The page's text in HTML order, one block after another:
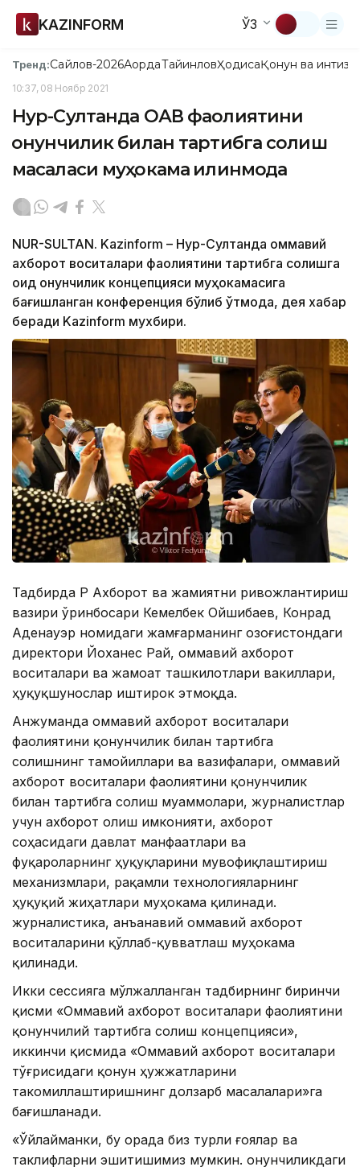
KAZINFORM ЎЗ
Тренд:Сайлов-2026АқордаТайинловҲодисаҚонун ва
10:37, 08 Ноябр 2021
Нур-Султанда ОАВ фаолиятини
қонунчилик билан тартибга солиш
масаласи муҳокама қилинмоқда
NUR-SULTAN. Kazinform – Нур-Султанда оммавий
ахборот воситалари фаолиятини тартибга солишга
оид қонунчилик концепцияси муҳокамасига
бағишланган конференция бўлиб ўтмоқда, дея хабар
беради Kazinform мухбири.
Тадбирда ҚР Aхборот ва жамиятни ривожлантириш
вазири ўринбосари Кемелбек Ойшибаев, Конрад
Aденауэр номидаги жамғарманинг Қозоғистондаги
директори Йоханес Рай, оммавий ахборот
воситалари ва жамоат ташкилотлари вакиллари,
ҳуқуқшунослар иштирок этмоқда.
Aнжуманда оммавий ахборот воситалари
фаолиятини қонунчилик билан тартибга
солишнинг тамойиллари ва вазифалари, оммавий
ахборот воситалари фаолиятини қонунчилик
билан тартибга солиш муаммолари, журналистлар
учун ахборот олиш имконияти, ахборот
соҳасидаги давлат манфаатлари ва
фуқароларнинг ҳуқуқларини мувофиқлаштириш
механизмлари, рақамли технологияларнинг
ҳуқуқий жиҳатлари муҳокама қилинади.
журналистика, анъанавий оммавий ахборот
воситаларини қўллаб-қувватлаш муҳокама
қилинади.
Икки сессияга мўлжалланган тадбирнинг биринчи
қисми «Оммавий ахборот воситалари фаолиятини
қонунчилий тартибга солиш концепцияси»,
иккинчи қисмида «Оммавий ахборот воситалари
тўғрисидаги қонун ҳужжатларини
такомиллаштиришнинг долзарб масалалари»га
бағишланади.
«Ўйлайманки, бу орада биз турли ғоялар ва
таклифларни эшитишимиз мумкин. Қонунчиликдаги